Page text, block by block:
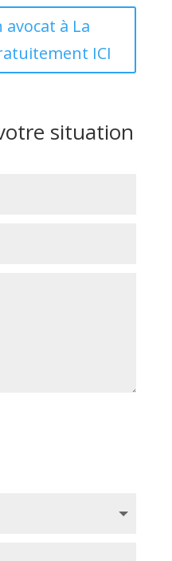
avocat à La
ICI
situation